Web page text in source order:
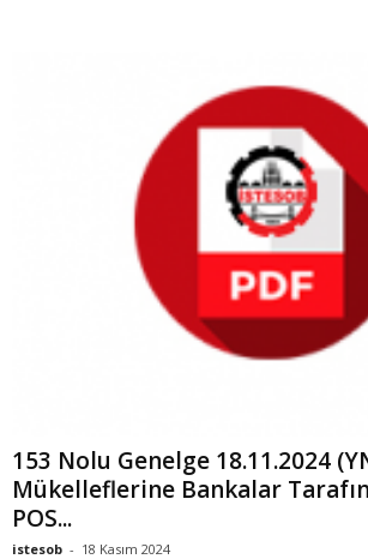
153 Nolu Genelge 18.11.2024
Mükelleflerine Bankalar
POS...
istesob - 18 Kasım 2024